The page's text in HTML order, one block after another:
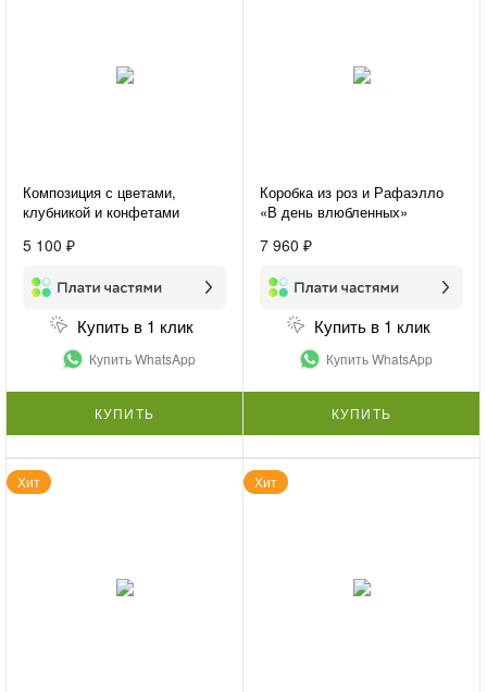
Композиция с цветами,
клубникой и конфетами
5 100 ₽
Купить в 1 клик
Купить WhatsApp
КУПИТЬ
Коробка из роз и Рафаэлло
«В день влюбленных»
7 960 ₽
Купить в 1 клик
Купить WhatsApp
КУПИТЬ
Хит Хит